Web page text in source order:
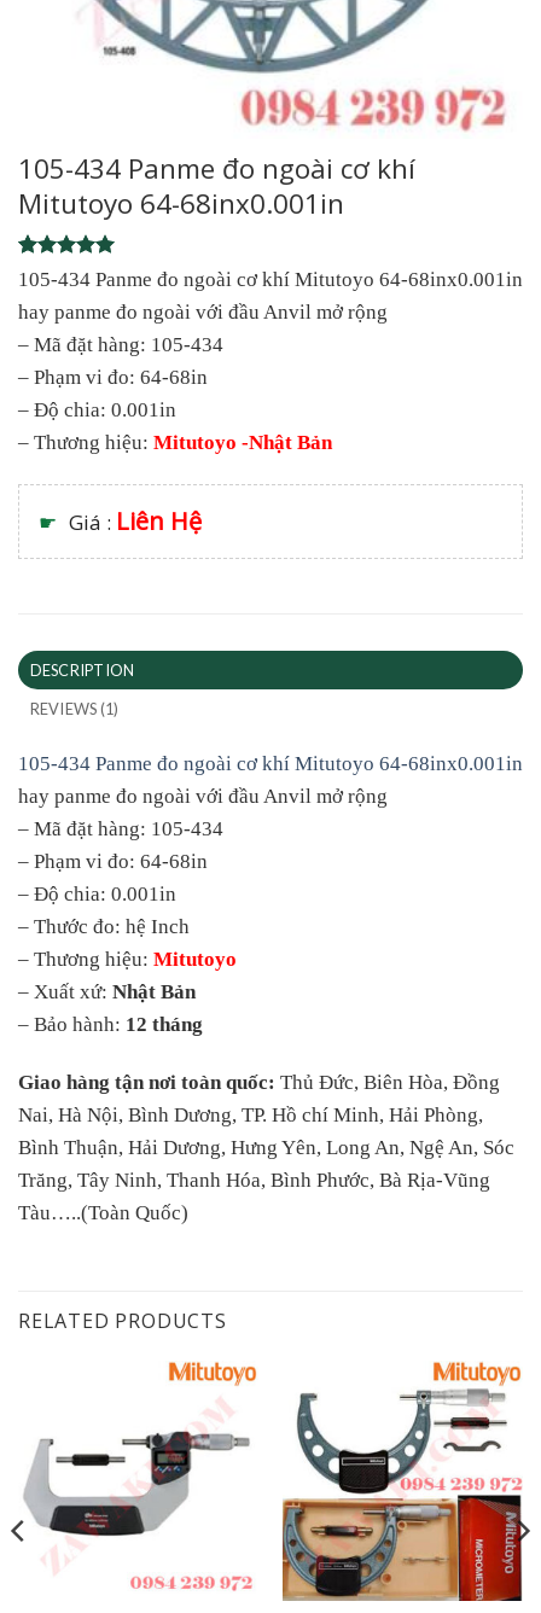
105-434 Panme đo ngoài cơ khí
Mitutoyo 64-68inx0.001in
Rated5
out of 5
based on
1
rating
105-434 Panme đo ngoài cơ khí Mitutoyo 64-68inx0.001in
hay panme đo ngoài với đầu Anvil mở rộng
– Mã đặt hàng: 105-434
– Phạm vi đo: 64-68in
– Độ chia: 0.001in
– Thương hiệu: Mitutoyo -Nhật Bản
☛ Giá : Liên Hệ
DESCRIPTION
REVIEWS (1)
105-434 Panme đo ngoài cơ khí Mitutoyo 64-68inx0.001in
hay panme đo ngoài với đầu Anvil mở rộng
– Mã đặt hàng: 105-434
– Phạm vi đo: 64-68in
– Độ chia: 0.001in
– Thước đo: hệ Inch
– Thương hiệu: Mitutoyo
– Xuất xứ: Nhật Bản
– Bảo hành: 12 tháng
Giao hàng tận nơi toàn quốc: Thủ Đức, Biên Hòa, Đồng
Nai, Hà Nội, Bình Dương, TP. Hồ chí Minh, Hải Phòng,
Bình Thuận, Hải Dương, Hưng Yên, Long An, Ngệ An, Sóc
Trăng, Tây Ninh, Thanh Hóa, Bình Phước, Bà Rịa-Vũng
Tàu…..(Toàn Quốc)
RELATED PRODUCTS